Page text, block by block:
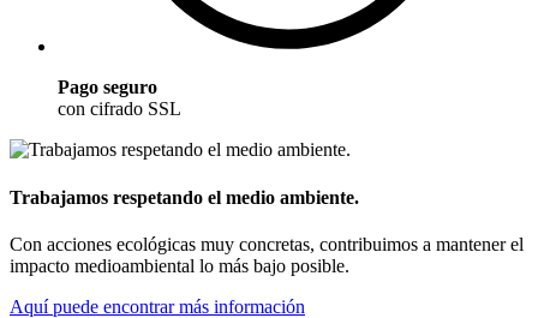
Pago seguro
con cifrado SSL
Trabajamos respetando el medio ambiente.
Con acciones ecológicas muy concretas, contribuimos a mantener el
impacto medioambiental lo más bajo posible.
Aquí puede encontrar más información